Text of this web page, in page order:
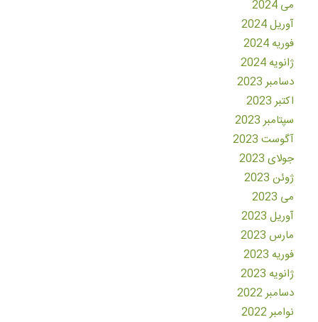
می 2024
آوریل 2024
فوریه 2024
ژانویه 2024
دسامبر 2023
اکتبر 2023
سپتامبر 2023
آگوست 2023
جولای 2023
ژوئن 2023
می 2023
آوریل 2023
مارس 2023
فوریه 2023
ژانویه 2023
دسامبر 2022
نوامبر 2022